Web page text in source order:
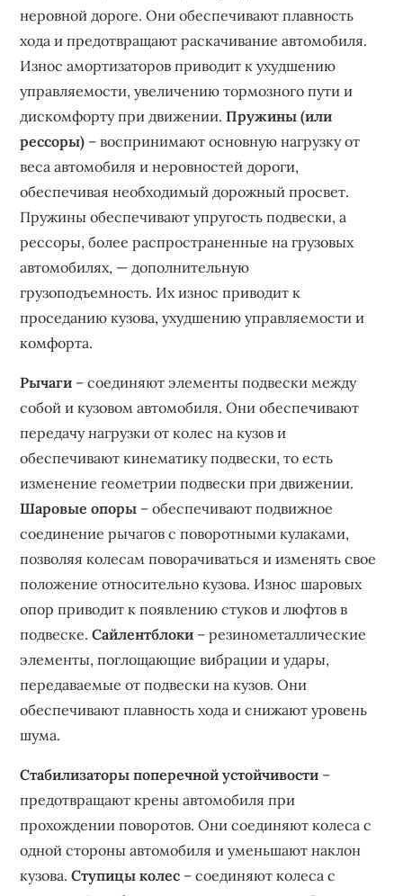
неровной дороге. Они обеспечивают плавность
хода и предотвращают раскачивание автомобиля.
Износ амортизаторов приводит к ухудшению
управляемости‚ увеличению тормозного пути и
дискомфорту при движении.Пружины (или
рессоры) – воспринимают основную нагрузку от
веса автомобиля и неровностей дороги‚
обеспечивая необходимый дорожный просвет.
Пружины обеспечивают упругость подвески‚ а
рессоры‚ более распространенные на грузовых
автомобилях‚ — дополнительную
грузоподъемность. Их износ приводит к
проседанию кузова‚ ухудшению управляемости и
комфорта.
Рычаги – соединяют элементы подвески между
собой и кузовом автомобиля. Они обеспечивают
передачу нагрузки от колес на кузов и
обеспечивают кинематику подвески‚ то есть
изменение геометрии подвески при движении.
Шаровые опоры – обеспечивают подвижное
соединение рычагов с поворотными кулаками‚
позволяя колесам поворачиваться и изменять свое
положение относительно кузова. Износ шаровых
опор приводит к появлению стуков и люфтов в
подвеске.Сайлентблоки – резинометаллические
элементы‚ поглощающие вибрации и удары‚
передаваемые от подвески на кузов. Они
обеспечивают плавность хода и снижают уровень
шума.
Стабилизаторы поперечной устойчивости –
предотвращают крены автомобиля при
прохождении поворотов. Они соединяют колеса с
одной стороны автомобиля и уменьшают наклон
кузова.Ступицы колес – соединяют колеса с